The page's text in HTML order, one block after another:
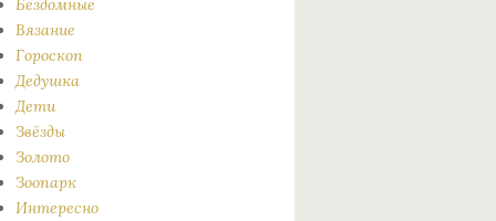
Вязание
Гороскоп
Дедушка
Дети
Звёзды
Золото
Зоопарк
Интересно